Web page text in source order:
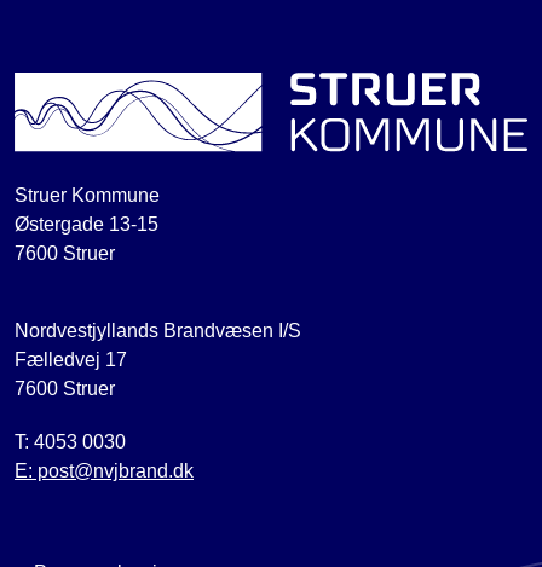
Struer Kommune
Østergade 13-15
7600 Struer
Nordvestjyllands Brandvæsen I/S
Fælledvej 17
7600 Struer
T: 4053 0030
E: post@nvjbrand.dk